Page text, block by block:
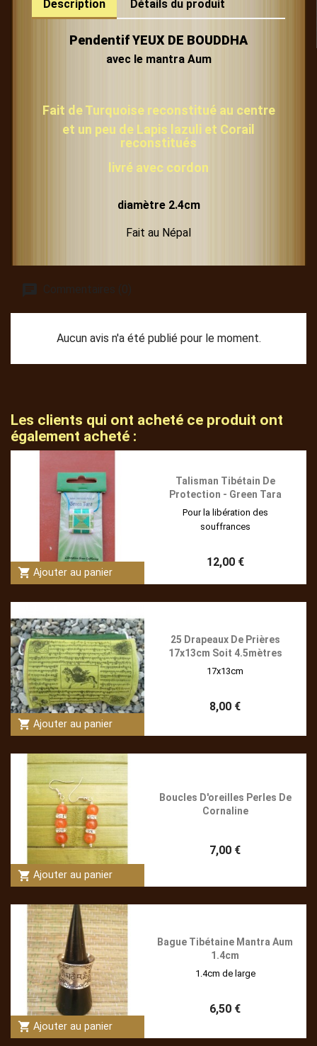
Description Détails du produit
Pendentif YEUX DE BOUDDHA
avec le mantra Aum
Fait de Turquoise reconstitué au centre
et un peu de Lapis lazuli et Corail
reconstitués
livré avec cordon
diamètre 2.4cm
Fait au Népal
Commentaires (0)
Aucun avis n'a été publié pour le moment.
Les clients qui ont acheté ce produit ont
également acheté :
shopping_cart Ajouter au panier
Talisman Tibétain De
Protection - Green Tara
Pour la libération des
souffrances
12,00 €
shopping_cart Ajouter au panier
25 Drapeaux De Prières
17x13cm Soit 4.5mètres
17x13cm
8,00 €
shopping_cart Ajouter au panier
Boucles D'oreilles Perles De
Cornaline
7,00 €
shopping_cart Ajouter au panier
Bague Tibétaine Mantra Aum
1.4cm
1.4cm de large
6,50 €